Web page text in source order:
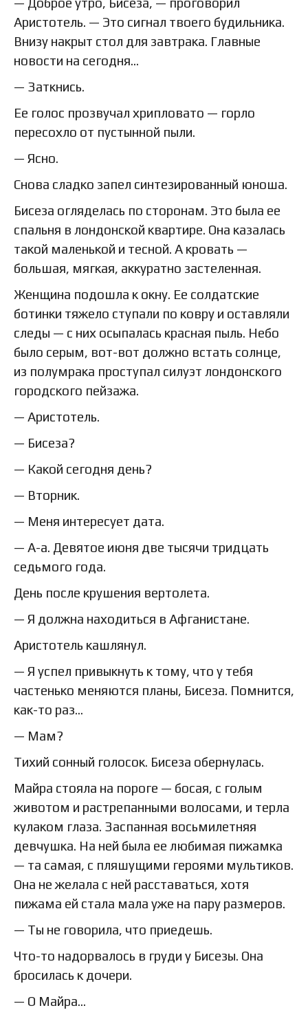
Аристотель. — Это сигнал твоего будильника.
Внизу накрыт стол для завтрака. Главные
новости на сегодня…
— Заткнись.
Ее голос прозвучал хрипловато — горло
пересохло от пустынной пыли.
— Ясно.
Снова сладко запел синтезированный юноша.
Бисеза огляделась по сторонам. Это была ее
спальня в лондонской квартире. Она казалась
такой маленькой и тесной. А кровать —
большая, мягкая, аккуратно застеленная.
Женщина подошла к окну. Ее солдатские
ботинки тяжело ступали по ковру и оставляли
следы — с них осыпалась красная пыль. Небо
было серым, вот-вот должно встать солнце,
из полумрака проступал силуэт лондонского
городского пейзажа.
— Аристотель.
— Бисеза?
— Какой сегодня день?
— Вторник.
— Меня интересует дата.
— А-а. Девятое июня две тысячи тридцать
седьмого года.
День после крушения вертолета.
— Я должна находиться в Афганистане.
Аристотель кашлянул.
— Я успел привыкнуть к тому, что у тебя
частенько меняются планы, Бисеза. Помнится,
как-то раз…
— Мам?
Тихий сонный голосок. Бисеза обернулась.
Майра стояла на пороге — босая, с голым
животом и растрепанными волосами, и терла
кулаком глаза. Заспанная восьмилетняя
девчушка. На ней была ее любимая пижамка
— та самая, с пляшущими героями мультиков.
Она не желала с ней расставаться, хотя
пижама ей стала мала уже на пару размеров.
— Ты не говорила, что приедешь.
Что-то надорвалось в груди у Бисезы. Она
бросилась к дочери.
— О Майра…